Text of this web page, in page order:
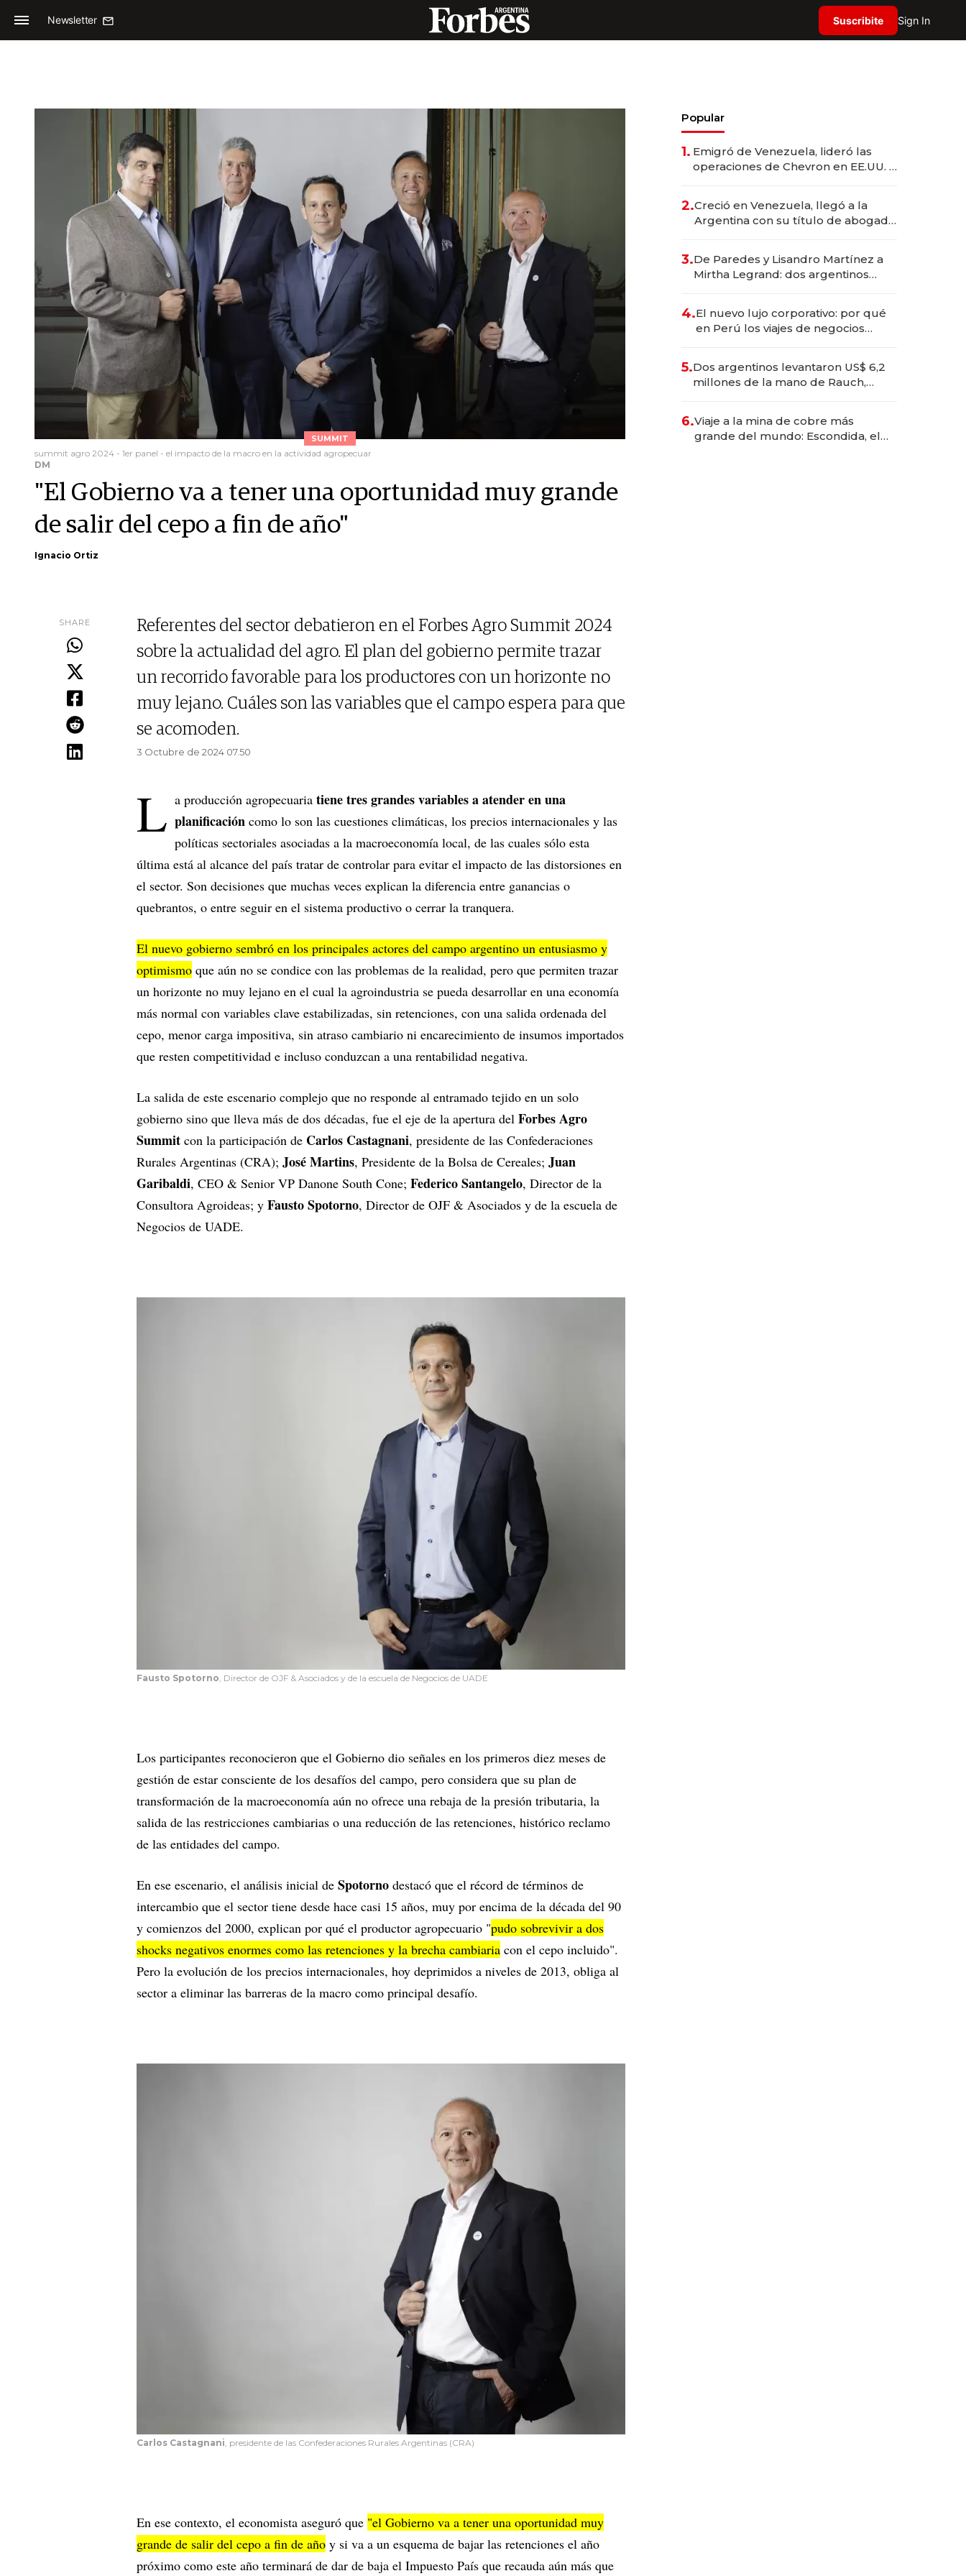
Newsletter Suscribite Sign In
SUMMIT
summit agro 2024 - 1er panel - el impacto de la macro en la actividad agropecuar
DM
"El Gobierno va a tener una oportunidad muy grande
de salir del cepo a fin de año"
Ignacio Ortiz
SHARE
Referentes del sector debatieron en el Forbes Agro Summit 2024
sobre la actualidad del agro. El plan del gobierno permite trazar
un recorrido favorable para los productores con un horizonte no
muy lejano. Cuáles son las variables que el campo espera para que
se acomoden.
3 Octubre de 2024 07.50
L a producción agropecuaria tiene tres grandes variables a atender en una
planificación como lo son las cuestiones climáticas, los precios internacionales y las
políticas sectoriales asociadas a la macroeconomía local, de las cuales sólo esta
última está al alcance del país tratar de controlar para evitar el impacto de las distorsiones en
el sector. Son decisiones que muchas veces explican la diferencia entre ganancias o
quebrantos, o entre seguir en el sistema productivo o cerrar la tranquera.
El nuevo gobierno sembró en los principales actores del campo argentino un entusiasmo y
optimismo que aún no se condice con las problemas de la realidad, pero que permiten trazar
un horizonte no muy lejano en el cual la agroindustria se pueda desarrollar en una economía
más normal con variables clave estabilizadas, sin retenciones, con una salida ordenada del
cepo, menor carga impositiva, sin atraso cambiario ni encarecimiento de insumos importados
que resten competitividad e incluso conduzcan a una rentabilidad negativa.
La salida de este escenario complejo que no responde al entramado tejido en un solo
gobierno sino que lleva más de dos décadas, fue el eje de la apertura del Forbes Agro
Summit con la participación de Carlos Castagnani, presidente de las Confederaciones
Rurales Argentinas (CRA); José Martins, Presidente de la Bolsa de Cereales; Juan
Garibaldi, CEO & Senior VP Danone South Cone; Federico Santangelo, Director de la
Consultora Agroideas; y Fausto Spotorno, Director de OJF & Asociados y de la escuela de
Negocios de UADE.
Fausto Spotorno , Director de OJF & Asociados y de la escuela de Negocios de UADE
Los participantes reconocieron que el Gobierno dio señales en los primeros diez meses de
gestión de estar consciente de los desafíos del campo, pero considera que su plan de
transformación de la macroeconomía aún no ofrece una rebaja de la presión tributaria, la
salida de las restricciones cambiarias o una reducción de las retenciones, histórico reclamo
de las entidades del campo.
En ese escenario, el análisis inicial de Spotorno destacó que el récord de términos de
intercambio que el sector tiene desde hace casi 15 años, muy por encima de la década del 90
y comienzos del 2000, explican por qué el productor agropecuario "pudo sobrevivir a dos
shocks negativos enormes como las retenciones y la brecha cambiaria con el cepo incluido".
Pero la evolución de los precios internacionales, hoy deprimidos a niveles de 2013, obliga al
sector a eliminar las barreras de la macro como principal desafío.
Carlos Castagnani , presidente de las Confederaciones Rurales Argentinas (CRA)
En ese contexto, el economista aseguró que "el Gobierno va a tener una oportunidad muy
grande de salir del cepo a fin de año y si va a un esquema de bajar las retenciones el año
próximo como este año terminará de dar de baja el Impuesto País que recauda aún más que
Popular
1. Emigró de Venezuela, lideró las
operaciones de Chevron en EE.UU. y
2.Creció en Venezuela, llegó a la
Argentina con su título de abogado
marcas "fast premium"
3.De Paredes y Lisandro Martínez a
Mirtha Legrand: dos argentinos
4.El nuevo lujo corporativo: por qué
en Perú los viajes de negocios
transformadoras
5.Dos argentinos levantaron US$ 6,2
millones de la mano de Rauch,
6.Viaje a la mina de cobre más
grande del mundo: Escondida, el